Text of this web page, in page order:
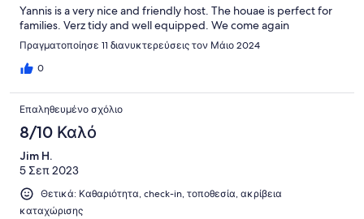
Yannis is a very nice and friendly host. The houae is perfect for
families. Verz tidy and well equipped. We come again
Πραγματοποίησε 11 διανυκτερεύσεις τον Μάιο 2024
0
Επαληθευμένο σχόλιο
8/10 Καλό
Jim H.
5 Σεπ 2023
Θετικά: Καθαριότητα, check-in, τοποθεσία, ακρίβεια
καταχώρισης